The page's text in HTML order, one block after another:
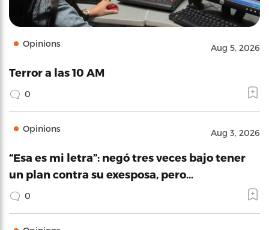
Opinions Aug 5, 2026
Terror a las 10 AM
0
Opinions Aug 3, 2026
“Esa es mi letra”: negó tres veces bajo tener
un plan contra su exesposa, pero…
0